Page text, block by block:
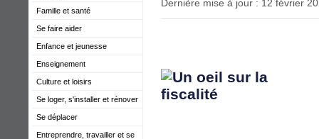
Famille et santé
Se faire aider
Enfance et jeunesse
Enseignement
Culture et loisirs
Se loger, s'installer et rénover
Se déplacer
Entreprendre, travailler et se
Dernière mise à jour : 12 février